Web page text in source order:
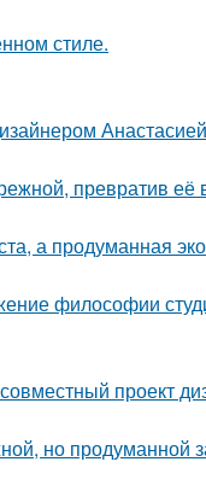
стиле.
превратив её
а продуманная
философии
проект
но продуманной